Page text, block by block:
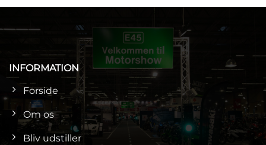
INFORMATION
Forside
Om os
Bliv udstiller